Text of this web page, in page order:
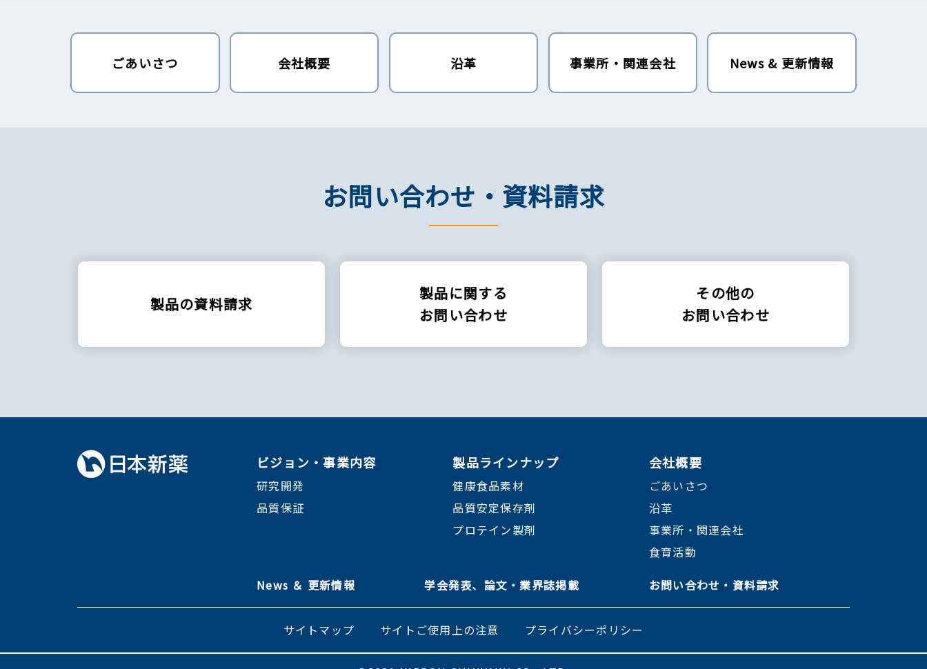
ごあいさつ 会社概要 沿革 事業所・関連会社 News & 更新情報
お問い合わせ・資料請求
製品の資料請求
製品に関する
お問い合わせ
その他の
お問い合わせ
ビジョン・事業内容
研究開発
品質保証
製品ラインナップ
健康食品素材
品質安定保存剤
プロテイン製剤
会社概要
ごあいさつ
沿革
事業所・関連会社
食育活動
News ＆ 更新情報
学会発表、論文・業界誌掲載 お問い合わせ・資料請求
サイトマップ サイトご使用上の注意 プライバシーポリシー